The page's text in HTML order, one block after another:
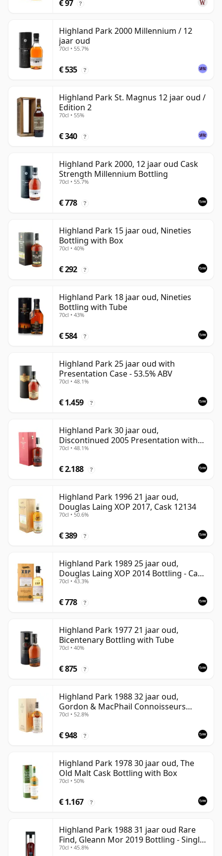
€ 97 ?
Highland Park 2000 Millennium / 12
jaar oud
70cl • 55.7%
€ 535 ?
Highland Park St. Magnus 12 jaar oud /
Edition 2
70cl • 55%
€ 340 ?
Highland Park 2000, 12 jaar oud Cask
Strength Millennium Bottling
70cl • 55.7%
€ 778 ?
Highland Park 15 jaar oud, Nineties
Bottling with Box
70cl • 40%
€ 292 ?
Highland Park 18 jaar oud, Nineties
Bottling with Tube
70cl • 43%
€ 584 ?
Highland Park 25 jaar oud with
Presentation Case - 53.5% ABV
70cl • 48.1%
€ 1.459 ?
Highland Park 30 jaar oud,
Discontinued 2005 Presentation with
Case
70cl • 48.1%
€ 2.188 ?
Highland Park 1996 21 jaar oud,
Douglas Laing XOP 2017, Cask 12134
70cl • 50.6%
€ 389 ?
Highland Park 1989 25 jaar oud,
Douglas Laing XOP 2014 Bottling - Cask
10435
70cl • 43.3%
€ 778 ?
Highland Park 1977 21 jaar oud,
Bicentenary Bottling with Tube
70cl • 40%
€ 875 ?
Highland Park 1988 32 jaar oud,
Gordon & MacPhail Connoisseurs
Choice - Cask 1284
70cl • 52.8%
€ 948 ?
Highland Park 1978 30 jaar oud, The
Old Malt Cask Bottling with Box
70cl • 50%
€ 1.167 ?
Highland Park 1988 31 jaar oud Rare
Find, Gleann Mor 2019 Bottling - Single
Cask
70cl • 45.8%